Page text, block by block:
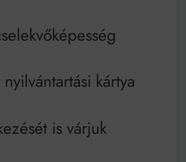
kártya
is várjuk